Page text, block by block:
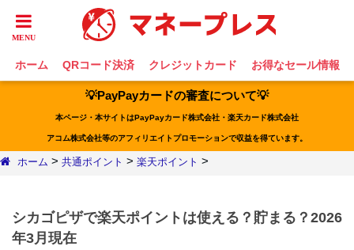
ホーム QRコード決済 クレジットカード お得なセール情報
💡PayPayカードの審査について💡
本ページ・本サイトはPayPayカード株式会社・楽天カード株式会社
アコム株式会社等のアフィリエイトプロモーションで収益を得ています。
ホーム > 共通ポイント > 楽天ポイント >
シカゴピザで楽天ポイントは使える？貯まる？2026
年3月現在